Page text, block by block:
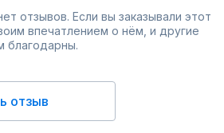
отзывов. Если вы заказывали этот
впечатлением о нём, и другие
благодарны.
отзыв